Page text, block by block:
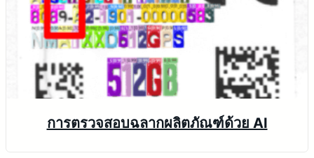
การตรวจสอบฉลากผลิตภัณฑ์ด้วย AI